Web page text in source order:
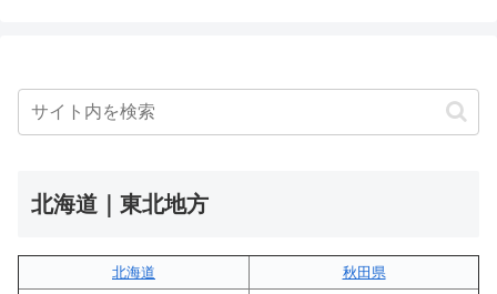
北海道｜東北地方
北海道
秋田県